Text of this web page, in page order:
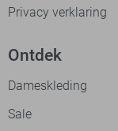
Privacy verklaring
Ontdek
Dameskleding
Sale